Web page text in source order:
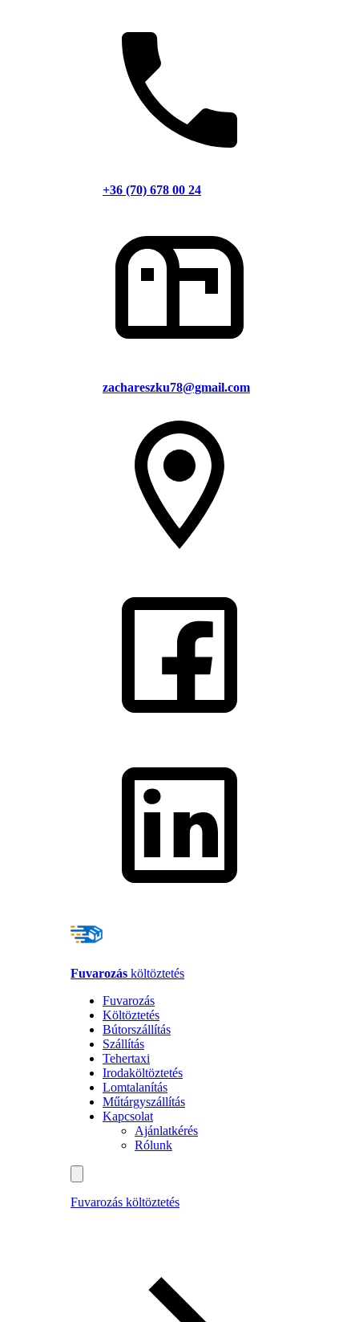
+36 (70) 678 00 24
zachareszku78@gmail.com
Fuvarozás költöztetés
Fuvarozás
Költöztetés
Bútorszállítás
Szállítás
Tehertaxi
Irodaköltöztetés
Lomtalanítás
Műtárgyszállítás
Kapcsolat
Ajánlatkérés
Rólunk
Fuvarozás költöztetés